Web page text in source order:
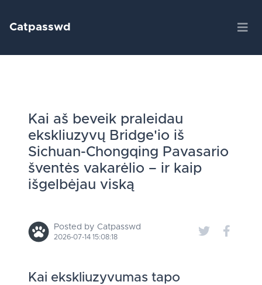
Catpasswd
Kai aš beveik praleidau
ekskliuzyvų Bridge'io iš
Sichuan-Chongqing Pavasario
šventės vakarėlio – ir kaip
išgelbėjau viską
Posted by Catpasswd
2026-07-14 15:08:18
Kai ekskliuzyvumas tapo